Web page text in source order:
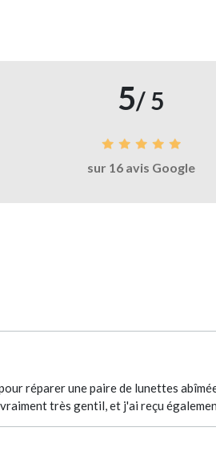
5/ 5
sur 16 avis Google
réparer une paire de lunettes
très gentil, et j'ai reçu